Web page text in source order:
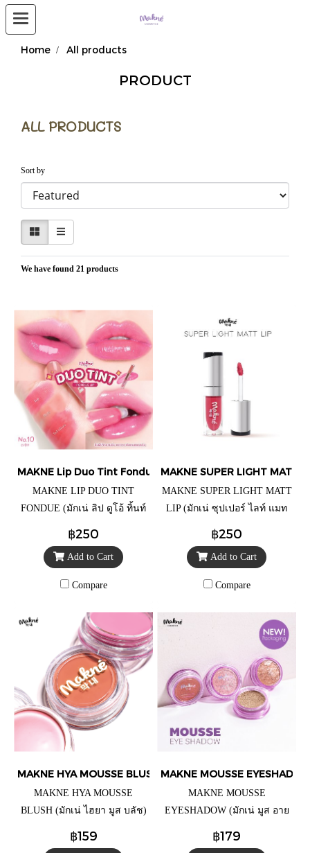
Home All products
PRODUCT
ALL PRODUCTS
Sort by
We have found 21 products
MAKNE Lip Duo Tint Fondue
MAKNE LIP DUO TINT
FONDUE (มักเน่ ลิป ดูโอ้ ทิ้นท์
แท่งละ 79.- (จากราคาปกติ
250.-)
฿250
Add to Cart
Compare
MAKNE SUPER LIGHT MATT
MAKNE SUPER LIGHT MATT
LIP (มักเน่ ซุปเปอร์ ไลท์ แมท
6700005769 ปริมาณ 2 กรัม
ราคาแท่งละ 79.- (จากราคา
ปกติ 250.-)
฿250
Add to Cart
Compare
MAKNE HYA MOUSSE BLUSH
MAKNE HYA MOUSSE
BLUSH (มักเน่ ไฮยา มูส บลัช)
ปริมาณ 2 กรัม ราคาตลับละ
฿159
MAKNE MOUSSE
MAKNE MOUSSE
EYESHADOW (มักเน่ มูส อาย
6700004240 ปริมาณ 2 กรัม
฿179